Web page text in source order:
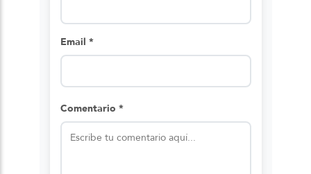
Email *
Comentario *